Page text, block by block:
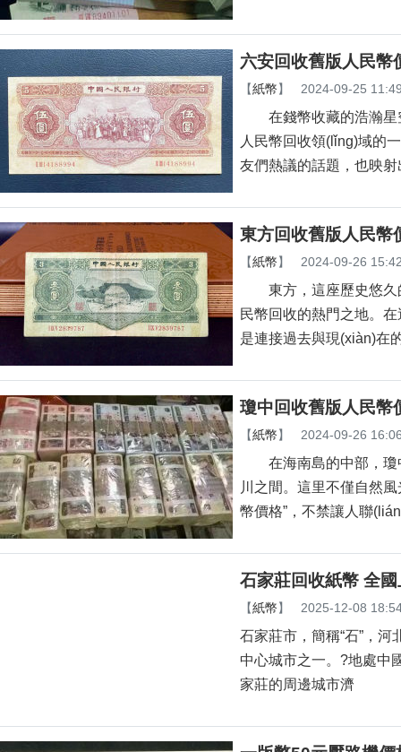
六安回收舊版人民幣
【紙幣】 2024-09-25
在錢幣收藏的浩瀚星空
人民幣回收領(lǐng)域的一
友們熱議的話題，也映
東方回收舊版人民幣
【紙幣】 2024-09-26
東方，這座歷史悠久的
民幣回收的熱門之地。在
是連接過去與現(xiàn)在
瓊中回收舊版人民幣
【紙幣】 2024-09-26
在海南島的中部
川之間。這里不僅自然
幣價格”，不禁讓人聯
石家莊回收紙幣 全
【紙幣】 2025-12-08
石家莊市，簡稱“石”
中心城市之一。?地處中國華
家莊的周邊城市濟